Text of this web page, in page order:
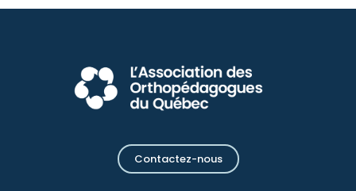
Contactez-nous